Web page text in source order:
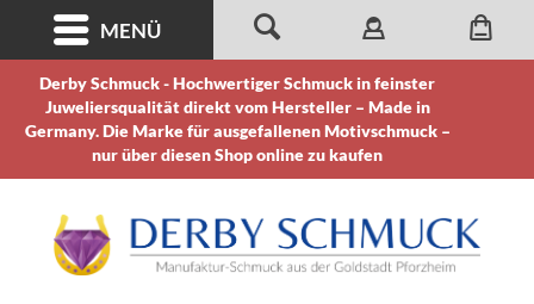
Derby Schmuck - Hochwertiger Schmuck in feinster
Juweliersqualität direkt vom Hersteller – Made in
Germany. Die Marke für ausgefallenen Motivschmuck –
nur über diesen Shop online zu kaufen
MENÜ